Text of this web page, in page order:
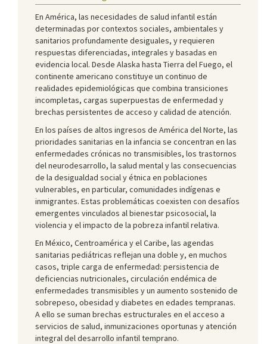
En América, las necesidades de salud infantil están
determinadas por contextos sociales, ambientales y
sanitarios profundamente desiguales, y requieren
respuestas diferenciadas, integrales y basadas en
evidencia local. Desde Alaska hasta Tierra del Fuego, el
continente americano constituye un continuo de
realidades epidemiológicas que combina transiciones
incompletas, cargas superpuestas de enfermedad y
brechas persistentes de acceso y calidad de atención.
En los países de altos ingresos de América del Norte, las
prioridades sanitarias en la infancia se concentran en las
enfermedades crónicas no transmisibles, los trastornos
del neurodesarrollo, la salud mental y las consecuencias
de la desigualdad social y étnica en poblaciones
vulnerables, en particular, comunidades indígenas e
inmigrantes. Estas problemáticas coexisten con desafíos
emergentes vinculados al bienestar psicosocial, la
violencia y el impacto de la pobreza infantil relativa.
En México, Centroamérica y el Caribe, las agendas
sanitarias pediátricas reflejan una doble y, en muchos
casos, triple carga de enfermedad: persistencia de
deficiencias nutricionales, circulación endémica de
enfermedades transmisibles y un aumento sostenido de
sobrepeso, obesidad y diabetes en edades tempranas.
A ello se suman brechas estructurales en el acceso a
servicios de salud, inmunizaciones oportunas y atención
integral del desarrollo infantil temprano.